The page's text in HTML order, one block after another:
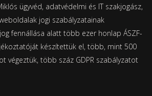
ügyvéd, adatvédelmi és IT szakjogász,
jogi szabályzatainak
fennállása alatt több ezer honlap ÁSZF-
készítettük el, több, mint 500
végeztük, több száz GDPR szabályzatot